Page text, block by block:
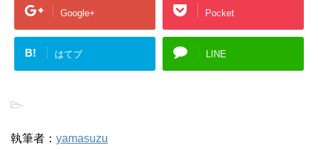
Google+ Pocket
B! はてブ LINE
-
執筆者： yamasuzu